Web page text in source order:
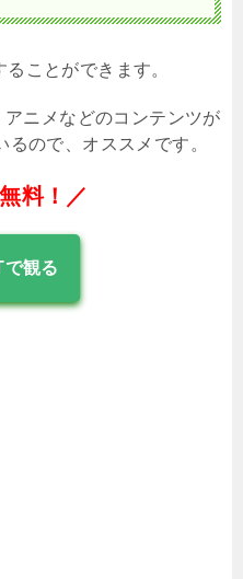
ことができます。
ニメなどのコンテンツが
るので、オススメです。
料！／
観る